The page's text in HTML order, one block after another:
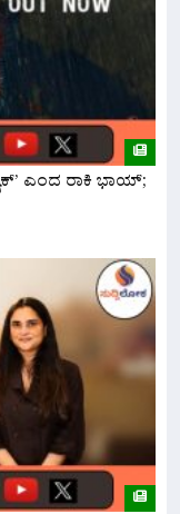
ಎಂದ ರಾಕಿ ಭಾಯ್;